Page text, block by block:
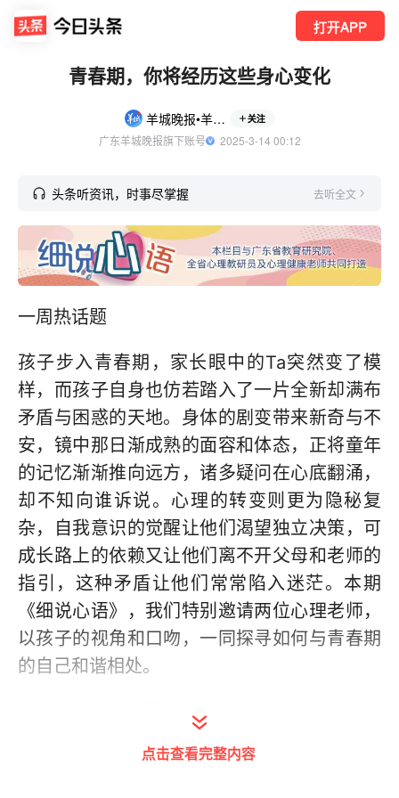
打开APP
青春期，你将经历这些身心变化
羊城晚报•羊城派 关注
广东羊城晚报旗下账号
  2025-3-14 00:12
头条听资讯，时事尽掌握 去听全文
一周热话题
孩子步入青春期，家长眼中的Ta突然变了模
样，而孩子自身也仿若踏入了一片全新却满布
矛盾与困惑的天地。身体的剧变带来新奇与不
安，镜中那日渐成熟的面容和体态，正将童年
的记忆渐渐推向远方，诸多疑问在心底翻涌，
却不知向谁诉说。心理的转变则更为隐秘复
杂，自我意识的觉醒让他们渴望独立决策，可
成长路上的依赖又让他们离不开父母和老师的
指引，这种矛盾让他们常常陷入迷茫。本期
《细说心语》，我们特别邀请两位心理老师，
以孩子的视角和口吻，一同探寻如何与青春期
的自己和谐相处。
青春期，你将经历这些身心变化
“青春期，是我们成长路上的‘暴风骤雨’，也是
点击查看完整内容